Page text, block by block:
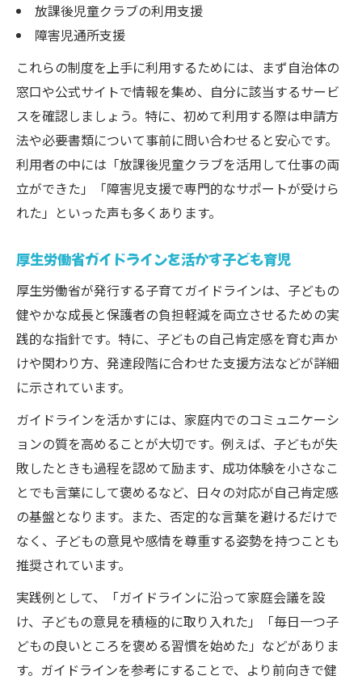
放課後児童クラブの利用支援
障害児通所支援
これらの制度を上手に利用するためには、まず自治体の
窓口や公式サイトで情報を集め、自分に該当するサービ
スを確認しましょう。特に、初めて利用する際は申請方
法や必要書類について事前に問い合わせると安心です。
利用者の中には「放課後児童クラブを活用して仕事の両
立ができた」「障害児支援で専門的なサポートが受けら
れた」といった声も多くあります。
厚生労働省ガイドラインを活かす子ども育児
厚生労働省が発行する子育てガイドラインは、子どもの
健やかな成長と保護者の負担軽減を両立させるための実
践的な指針です。特に、子どもの自己肯定感を育む声か
けや関わり方、発達段階に合わせた支援方法などが詳細
に示されています。
ガイドラインを活かすには、家庭内でのコミュニケーシ
ョンの質を高めることが大切です。例えば、子どもが失
敗したときも過程を認めて励ます、成功体験を小さなこ
とでも言葉にして褒めるなど、日々の対応が自己肯定感
の基盤となります。また、否定的な言葉を避けるだけで
なく、子どもの意見や感情を尊重する姿勢を持つことも
推奨されています。
実践例として、「ガイドラインに沿って家庭会議を設
け、子どもの意見を積極的に取り入れた」「毎日一つ子
どもの良いところを褒める習慣を始めた」などがありま
す。ガイドラインを参考にすることで、より前向きで健